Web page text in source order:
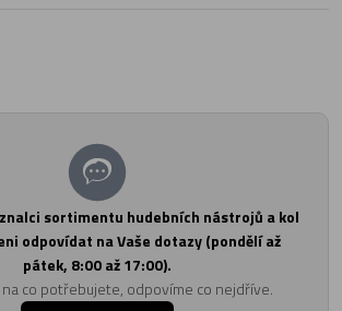
sortimentu hudebních nástrojů a kol
odpovídat na Vaše dotazy (pondělí až
pátek, 8:00 až 17:00).
co potřebujete, odpovíme co nejdříve.